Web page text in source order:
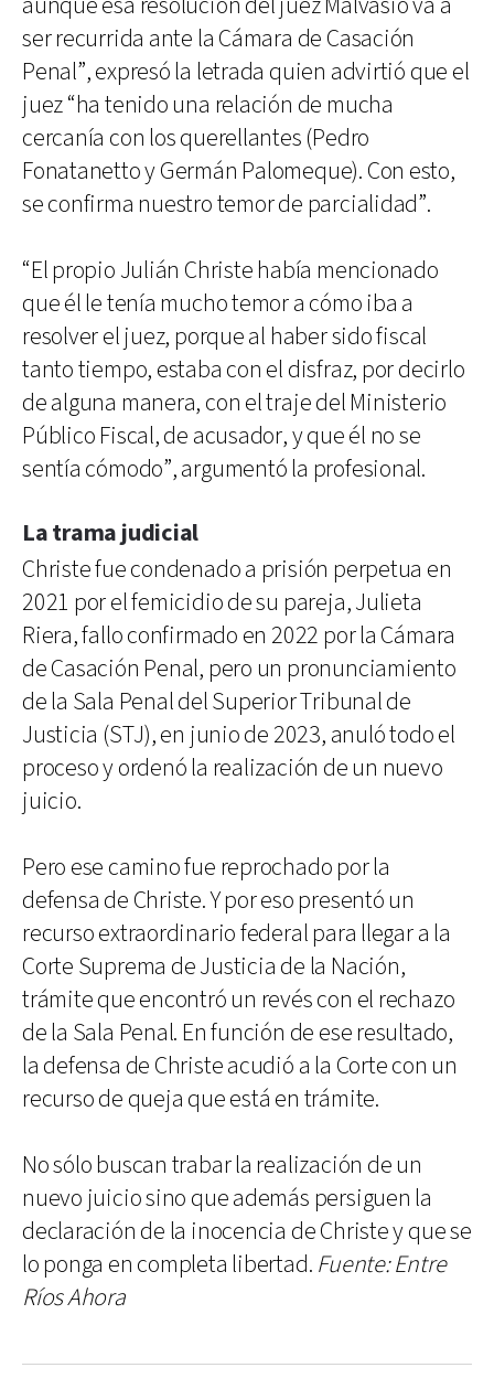
ser recurrida ante la Cámara de Casación
Penal”, expresó la letrada quien advirtió que el
juez “ha tenido una relación de mucha
cercanía con los querellantes (Pedro
Fonatanetto y Germán Palomeque). Con esto,
se confirma nuestro temor de parcialidad”.
“El propio Julián Christe había mencionado
que él le tenía mucho temor a cómo iba a
resolver el juez, porque al haber sido fiscal
tanto tiempo, estaba con el disfraz, por decirlo
de alguna manera, con el traje del Ministerio
Público Fiscal, de acusador, y que él no se
sentía cómodo”, argumentó la profesional.
La trama judicial
Christe fue condenado a prisión perpetua en
2021 por el femicidio de su pareja, Julieta
Riera, fallo confirmado en 2022 por la Cámara
de Casación Penal, pero un pronunciamiento
de la Sala Penal del Superior Tribunal de
Justicia (STJ), en junio de 2023, anuló todo el
proceso y ordenó la realización de un nuevo
juicio.
Pero ese camino fue reprochado por la
defensa de Christe. Y por eso presentó un
recurso extraordinario federal para llegar a la
Corte Suprema de Justicia de la Nación,
trámite que encontró un revés con el rechazo
de la Sala Penal. En función de ese resultado,
la defensa de Christe acudió a la Corte con un
recurso de queja que está en trámite.
No sólo buscan trabar la realización de un
nuevo juicio sino que además persiguen la
declaración de la inocencia de Christe y que se
lo ponga en completa libertad. Fuente: Entre
Ríos Ahora